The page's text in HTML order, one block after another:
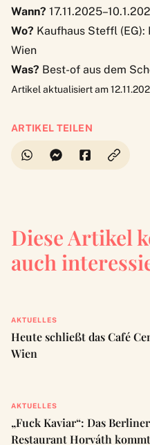
Wann?
Wo? Kaufhaus Steffl (EG):
Wien
Was? Best-of aus dem
Artikel aktualisiert am
ARTIKEL TEILEN
Diese Artikel
auch
AKTUELLES
Heute schließt das Café
Wien
AKTUELLES
„Fuck Kaviar“: Das Berliner
Restaurant Horváth